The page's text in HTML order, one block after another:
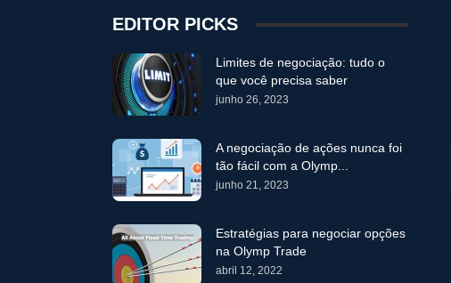
EDITOR PICKS
Limites de negociação: tudo o
que você precisa saber
junho 26, 2023
A negociação de ações nunca foi
tão fácil com a Olymp...
junho 21, 2023
Estratégias para negociar opções
na Olymp Trade
abril 12, 2022